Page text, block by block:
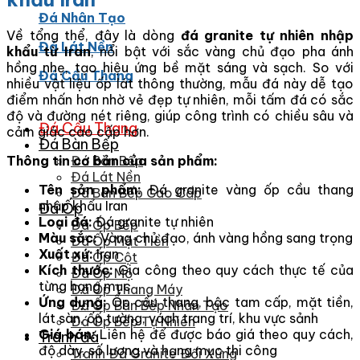
Đá Nhân Tạo
Đá Lát Nền
Đá Cầu Thang
Đá Cầu Thang
Đá Bàn Bếp
Đá Bàn Bếp
Đá Lát Nền
Đá Bàn Bếp Cao Cấp
Đá Ốp
Đá Ốp Bếp
Đá Ốp Mặt Tiền
Đá Ốp Cột
Đá Ốp Mộ
Đá Ốp Thang Máy
Đá Ốp Bàn Bếp Nhân Tạo
Đá Ốp Bếp Tự Nhiên
Tranh đá
Tranh Đá Granite Đối Xứng
Về tổng thể, đây là dòng đá granite tự nhiên nhập
khẩu từ Iran, nổi bật với sắc vàng chủ đạo pha ánh
hồng nhẹ, tạo hiệu ứng bề mặt sáng và sạch. So với
nhiều vật liệu ốp lát thông thường, mẫu đá này dễ tạo
điểm nhấn hơn nhờ vẻ đẹp tự nhiên, mỗi tấm đá có sắc
độ và đường nét riêng, giúp công trình có chiều sâu và
cảm giác cao cấp hơn.
Thông tin cơ bản của sản phẩm:
Tên sản phẩm:Đá granite vàng ốp cầu thang
nhập khẩu Iran
Loại đá:Đá granite tự nhiên
Màu sắc:Vàng chủ đạo, ánh vàng hồng sang trọng
Xuất xứ:Iran
Kích thước:Gia công theo quy cách thực tế của
từng hạng mục
Ứng dụng:Ốp cầu thang, bậc tam cấp, mặt tiền,
lát sàn, ốp tường, vách trang trí, khu vực sảnh
Giá bán:Liên hệ để được báo giá theo quy cách,
độ dày, số lượng và hạng mục thi công